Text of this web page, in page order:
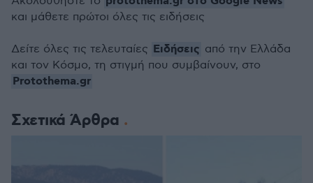
Σχετικά Άρθρα
και μάθετε πρώτοι όλες τις ειδήσεις
Δείτε όλες τις τελευταίες Ειδήσεις από την Ελλάδα
και τον Κόσμο, τη στιγμή που συμβαίνουν, στο
Protothema.gr